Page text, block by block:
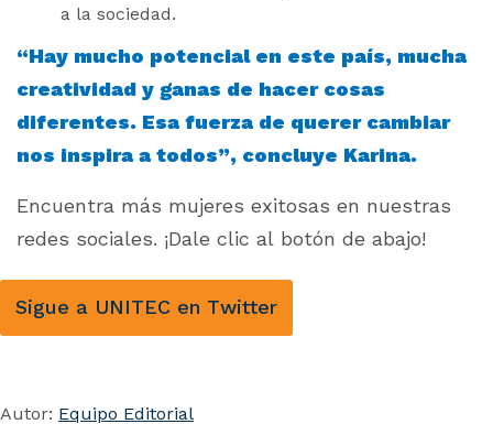
a la sociedad.
“Hay mucho potencial en este país, mucha
creatividad y ganas de hacer cosas
diferentes. Esa fuerza de querer cambiar
nos inspira a todos”, concluye Karina.
Encuentra más mujeres exitosas en nuestras
redes sociales. ¡Dale clic al botón de abajo!
Sigue a UNITEC en Twitter
Autor: Equipo Editorial